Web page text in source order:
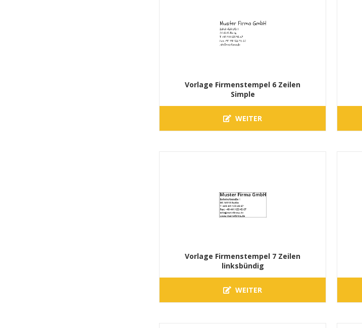
Vorlage Firmenstempel 6 Zeilen
Simple
WEITER
Vorlage Firmenstempel 7 Zeilen
linksbündig
WEITER